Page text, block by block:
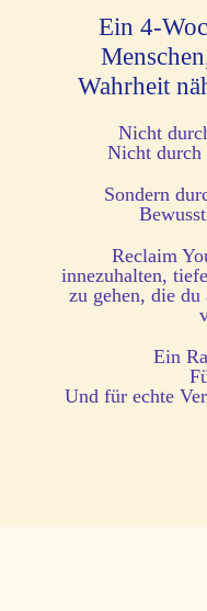
Ein 4-
Wahrheit
Nicht
Nicht durch
Sondern
Reclaim
innezuhalten,
zu gehen, die
Ein
Und für echte